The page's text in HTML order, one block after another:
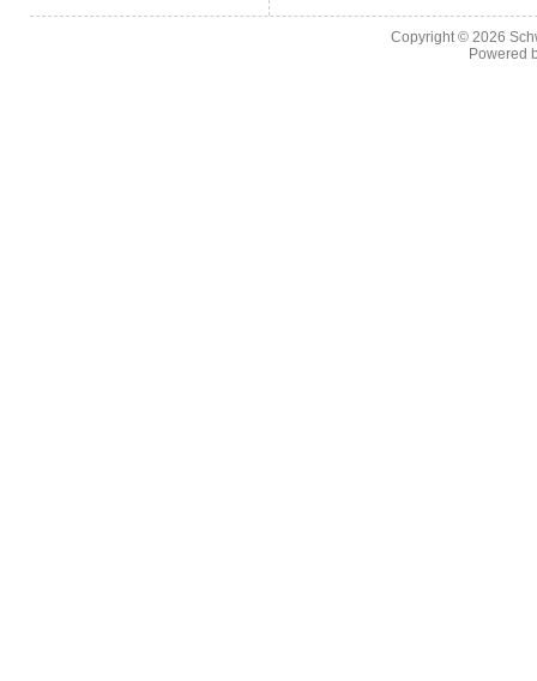
Copyright © 2026
Powered